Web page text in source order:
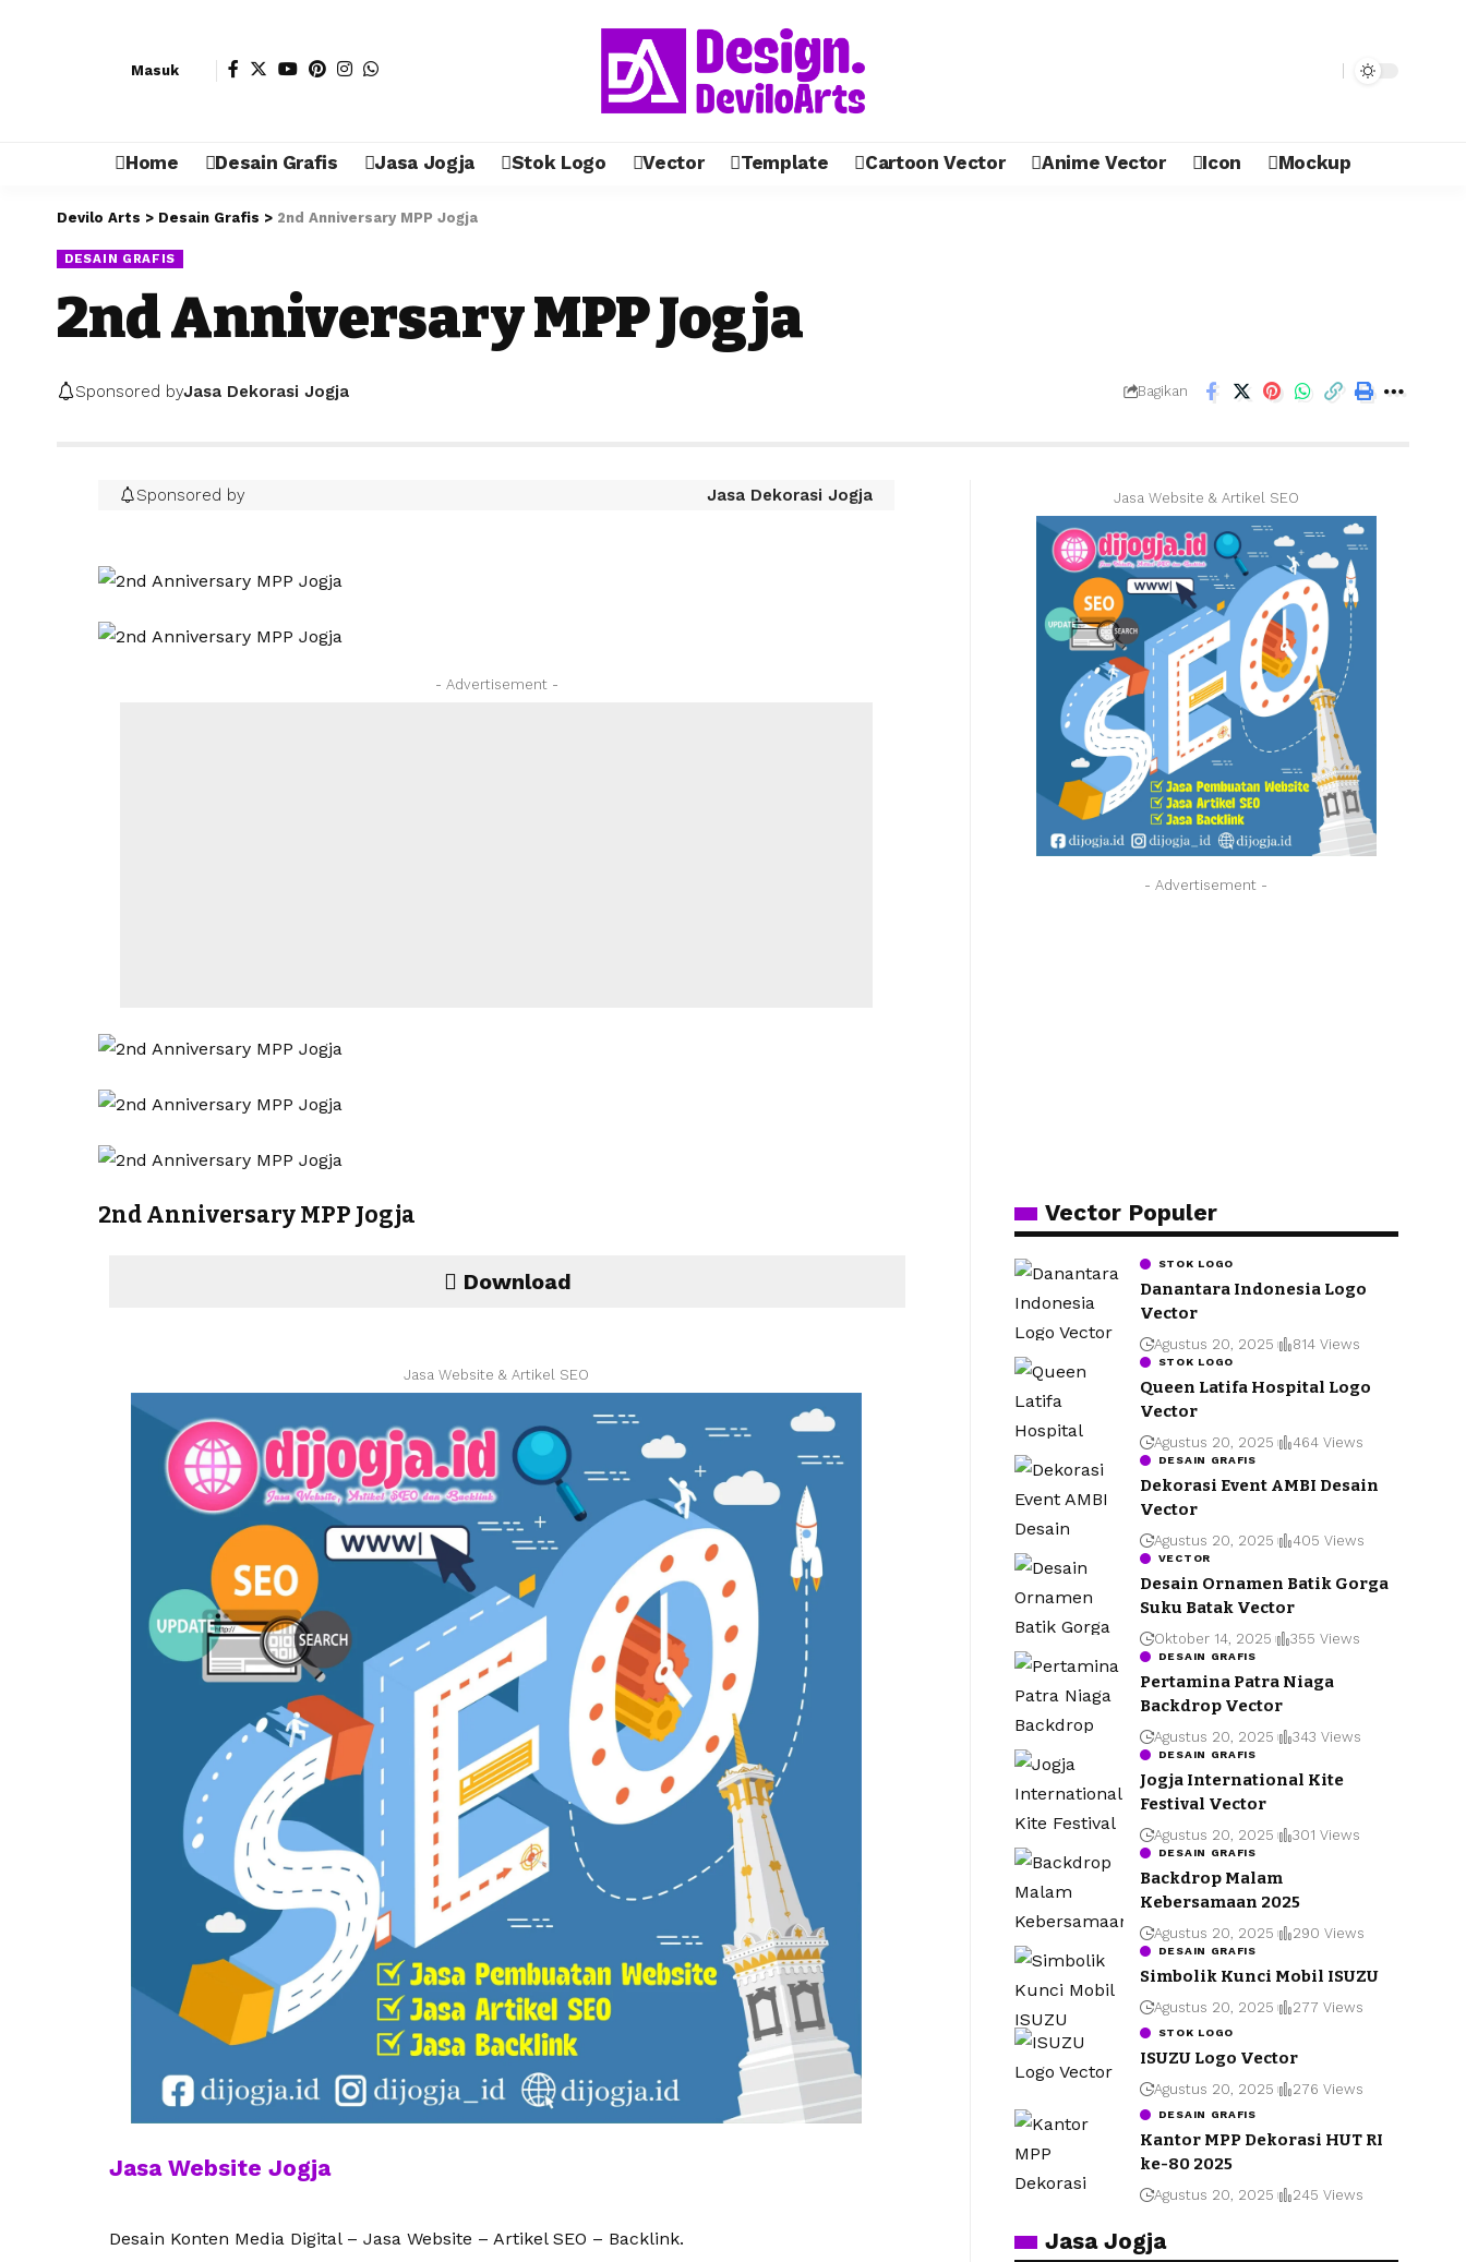
Masuk
Home Desain Grafis Jasa Jogja Stok Logo Vector Template Cartoon Vector Anime Vector Icon Mockup
Devilo Arts > Desain Grafis > 2nd Anniversary MPP Jogja
DESAIN GRAFIS
2nd Anniversary MPP Jogja
Sponsored byJasa Dekorasi Jogja Bagikan
Sponsored by Jasa Dekorasi Jogja
- Advertisement -
2nd Anniversary MPP Jogja
Download
Jasa Website & Artikel SEO
Jasa Website Jogja
Desain Konten Media Digital – Jasa Website – Artikel SEO – Backlink.
Jasa Website & Artikel SEO
- Advertisement -
Vector Populer
STOK LOGO
Danantara Indonesia Logo
Vector
Agustus 20, 2025 814 Views
STOK LOGO
Queen Latifa Hospital Logo
Vector
Agustus 20, 2025 464 Views
DESAIN GRAFIS
Dekorasi Event AMBI Desain
Vector
Agustus 20, 2025 405 Views
VECTOR
Desain Ornamen Batik Gorga
Suku Batak Vector
Oktober 14, 2025 355 Views
DESAIN GRAFIS
Pertamina Patra Niaga
Backdrop Vector
Agustus 20, 2025 343 Views
DESAIN GRAFIS
Jogja International Kite
Festival Vector
Agustus 20, 2025 301 Views
DESAIN GRAFIS
Backdrop Malam
Kebersamaan 2025
Agustus 20, 2025 290 Views
DESAIN GRAFIS
Simbolik Kunci Mobil ISUZU
Agustus 20, 2025 277 Views
STOK LOGO
ISUZU Logo Vector
Agustus 20, 2025 276 Views
DESAIN GRAFIS
Kantor MPP Dekorasi HUT RI
ke-80 2025
Agustus 20, 2025 245 Views
Jasa Jogja